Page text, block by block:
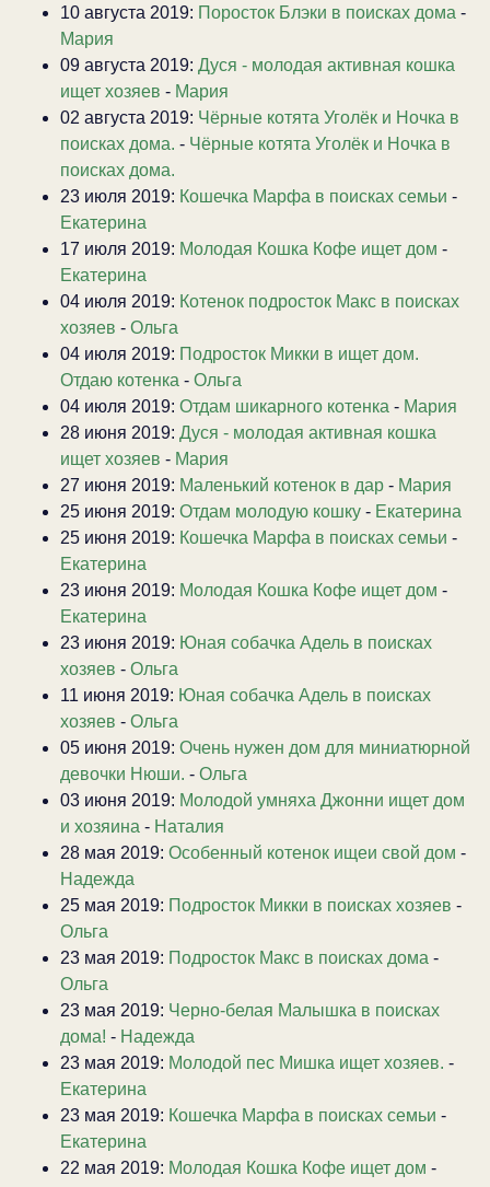
10 августа 2019: Поросток Блэки в поисках дома -
Мария
09 августа 2019: Дуся - молодая активная кошка
ищет хозяев - Мария
02 августа 2019: Чёрные котята Уголёк и Ночка в
поисках дома. - Чёрные котята Уголёк и Ночка в
поисках дома.
23 июля 2019: Кошечка Марфа в поисках семьи -
Екатерина
17 июля 2019: Молодая Кошка Кофе ищет дом -
Екатерина
04 июля 2019: Котенок подросток Макс в поисках
хозяев - Ольга
04 июля 2019: Подросток Микки в ищет дом.
Отдаю котенка - Ольга
04 июля 2019: Отдам шикарного котенка - Мария
28 июня 2019: Дуся - молодая активная кошка
ищет хозяев - Мария
27 июня 2019: Маленький котенок в дар - Мария
25 июня 2019: Отдам молодую кошку - Екатерина
25 июня 2019: Кошечка Марфа в поисках семьи -
Екатерина
23 июня 2019: Молодая Кошка Кофе ищет дом -
Екатерина
23 июня 2019: Юная собачка Адель в поисках
хозяев - Ольга
11 июня 2019: Юная собачка Адель в поисках
хозяев - Ольга
05 июня 2019: Очень нужен дом для миниатюрной
девочки Нюши. - Ольга
03 июня 2019: Молодой умняха Джонни ищет дом
и хозяина - Наталия
28 мая 2019: Особенный котенок ищеи свой дом -
Надежда
25 мая 2019: Подросток Микки в поисках хозяев -
Ольга
23 мая 2019: Подросток Макс в поисках дома -
Ольга
23 мая 2019: Черно-белая Малышка в поисках
дома! - Надежда
23 мая 2019: Молодой пес Мишка ищет хозяев. -
Екатерина
23 мая 2019: Кошечка Марфа в поисках семьи -
Екатерина
22 мая 2019: Молодая Кошка Кофе ищет дом -